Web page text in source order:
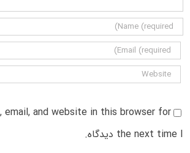
email, and website in this browser for
the next time I دیدگاه.